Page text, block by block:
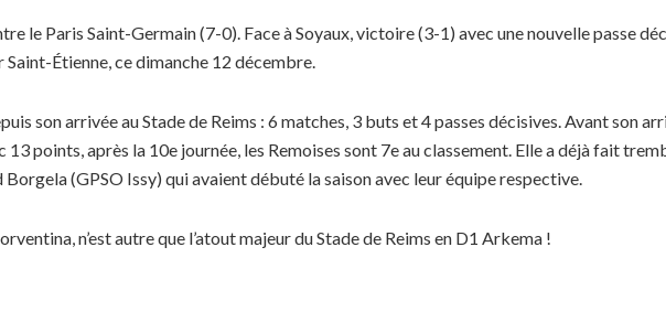
le Paris Saint-Germain (7-0). Face à Soyaux, victoire (3-1) avec une nouvelle passe
Étienne, ce dimanche 12 décembre.
son arrivée au Stade de Reims : 6 matches, 3 buts et 4 passes décisives. Avant son
13 points, après la 10e journée, les Remoises sont 7e au classement. Elle a déjà fait
(GPSO Issy) qui avaient débuté la saison avec leur équipe respective.
n’est autre que l’atout majeur du Stade de Reims en D1 Arkema !